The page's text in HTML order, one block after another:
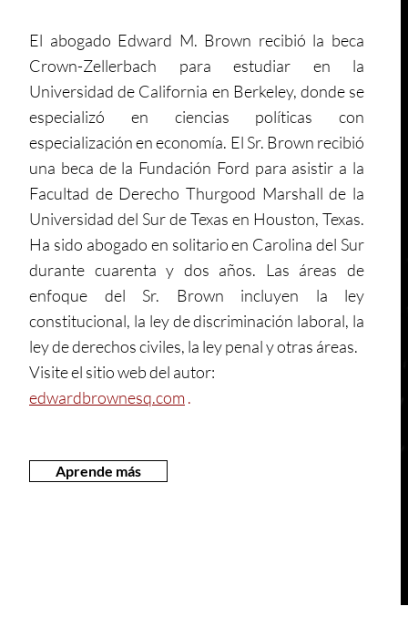
El abogado Edward M. Brown recibió la beca
Crown-Zellerbach para estudiar en la
Universidad de California en Berkeley, donde se
especializó en ciencias políticas con
especialización en economía. El Sr. Brown recibió
una beca de la Fundación Ford para asistir a la
Facultad de Derecho Thurgood Marshall de la
Universidad del Sur de Texas en Houston, Texas.
Ha sido abogado en solitario en Carolina del Sur
durante cuarenta y dos años. Las áreas de
enfoque del Sr. Brown incluyen la ley
constitucional, la ley de discriminación laboral, la
ley de derechos civiles, la ley penal y otras áreas.
Visite el sitio web del autor:
edwardbrownesq.com.
Aprende más